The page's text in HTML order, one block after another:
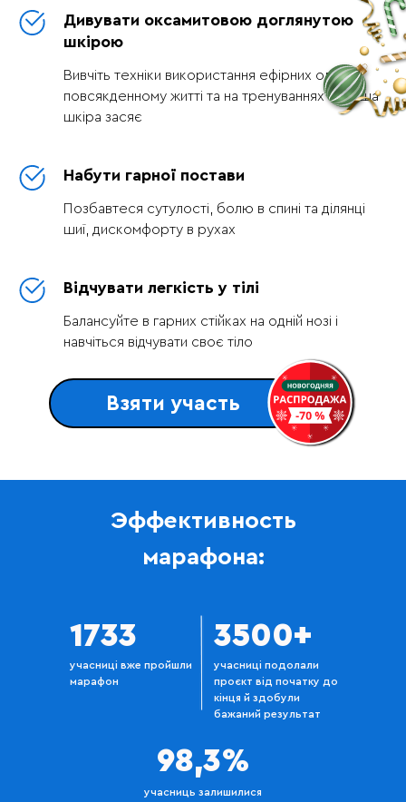
Дивувати оксамитовою доглянутою
шкірою
Вивчіть техніки використання ефірних олій у
повсякденному житті та на тренуваннях – і ваша
шкіра засяє
Набути гарної постави
Позбавтеся сутулості, болю в спині та ділянці
шиї, дискомфорту в рухах
Відчувати легкість у тілі
Балансуйте в гарних стійках на одній нозі і
навчіться відчувати своє тіло
Взяти участь
учасниці вже пройшли
марафон
1733
учасниці подолали
проєкт від початку до
кінця й здобули
бажаний результат
3500+
учасниць залишилися
98,3%
Эффективность
марафона: